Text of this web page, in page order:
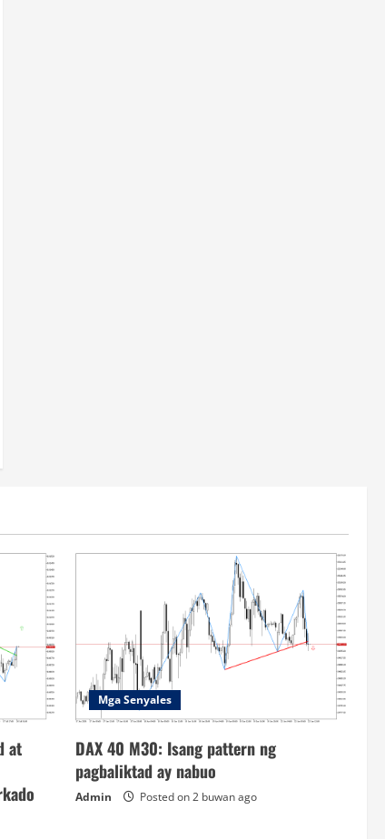
at
Mga Senyales
DAX 40 M30: Isang pattern ng
pagbaliktad ay nabuo
Admin Posted on 2 buwan ago